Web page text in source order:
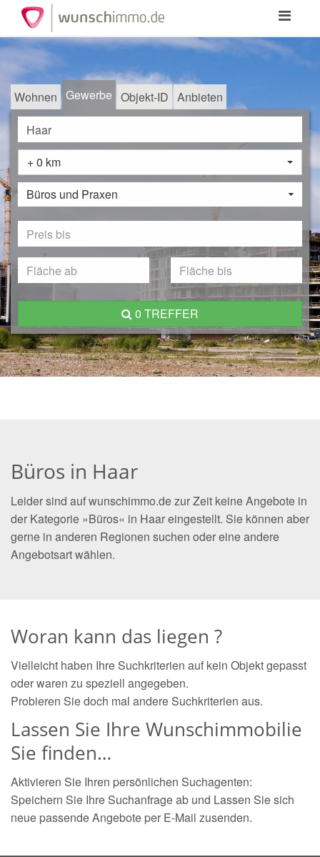
Toggle
Wohnen Gewerbe Objekt-ID Anbieten
+ 0 km
Büros und Praxen
0 TREFFER
Büros in Haar
Leider sind auf wunschimmo.de zur Zeit keine Angebote in
der Kategorie »Büros« in Haar eingestellt. Sie können aber
gerne in anderen Regionen suchen oder eine andere
Angebotsart wählen.
Woran kann das liegen ?
Vielleicht haben Ihre Suchkriterien auf kein Objekt gepasst
oder waren zu speziell angegeben.
Probieren Sie doch mal andere Suchkriterien aus.
Lassen Sie Ihre Wunschimmobilie
Sie finden…
Aktivieren Sie Ihren persönlichen Suchagenten:
Speichern Sie Ihre Suchanfrage ab und Lassen Sie sich
neue passende Angebote per E-Mail zusenden.